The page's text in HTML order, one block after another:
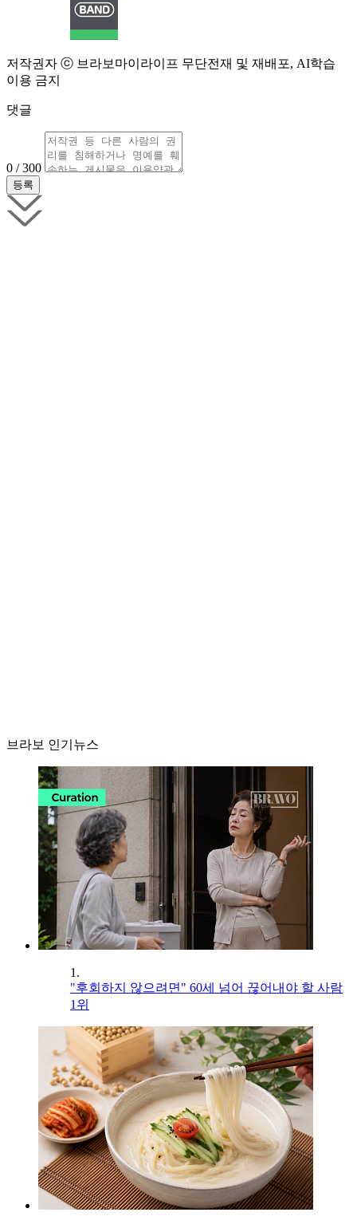
저작권자 ⓒ 브라보마이라이프 무단전재 및 재배포, AI학습
이용 금지
댓글
0 / 300
브라보 인기뉴스
1.
"후회하지 않으려면" 60세 넘어 끊어내야 할 사람
1위